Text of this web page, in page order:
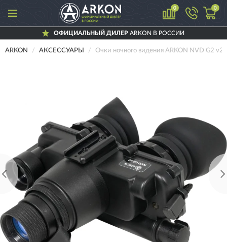
0 0
ОФИЦИАЛЬНЫЙ ДИЛЕРARKON В РОССИИ
ARKON АКСЕССУАРЫ Очки ночного видения ARKON NVD G2 v2